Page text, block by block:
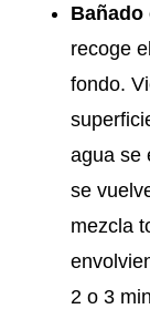
recoge
fondo.
agua se
se
mezcla
2 o 3